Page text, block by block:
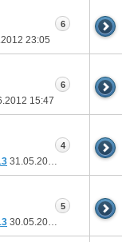
23:05
6
15:47
6
31.05.2012
4
30.05.2012
5